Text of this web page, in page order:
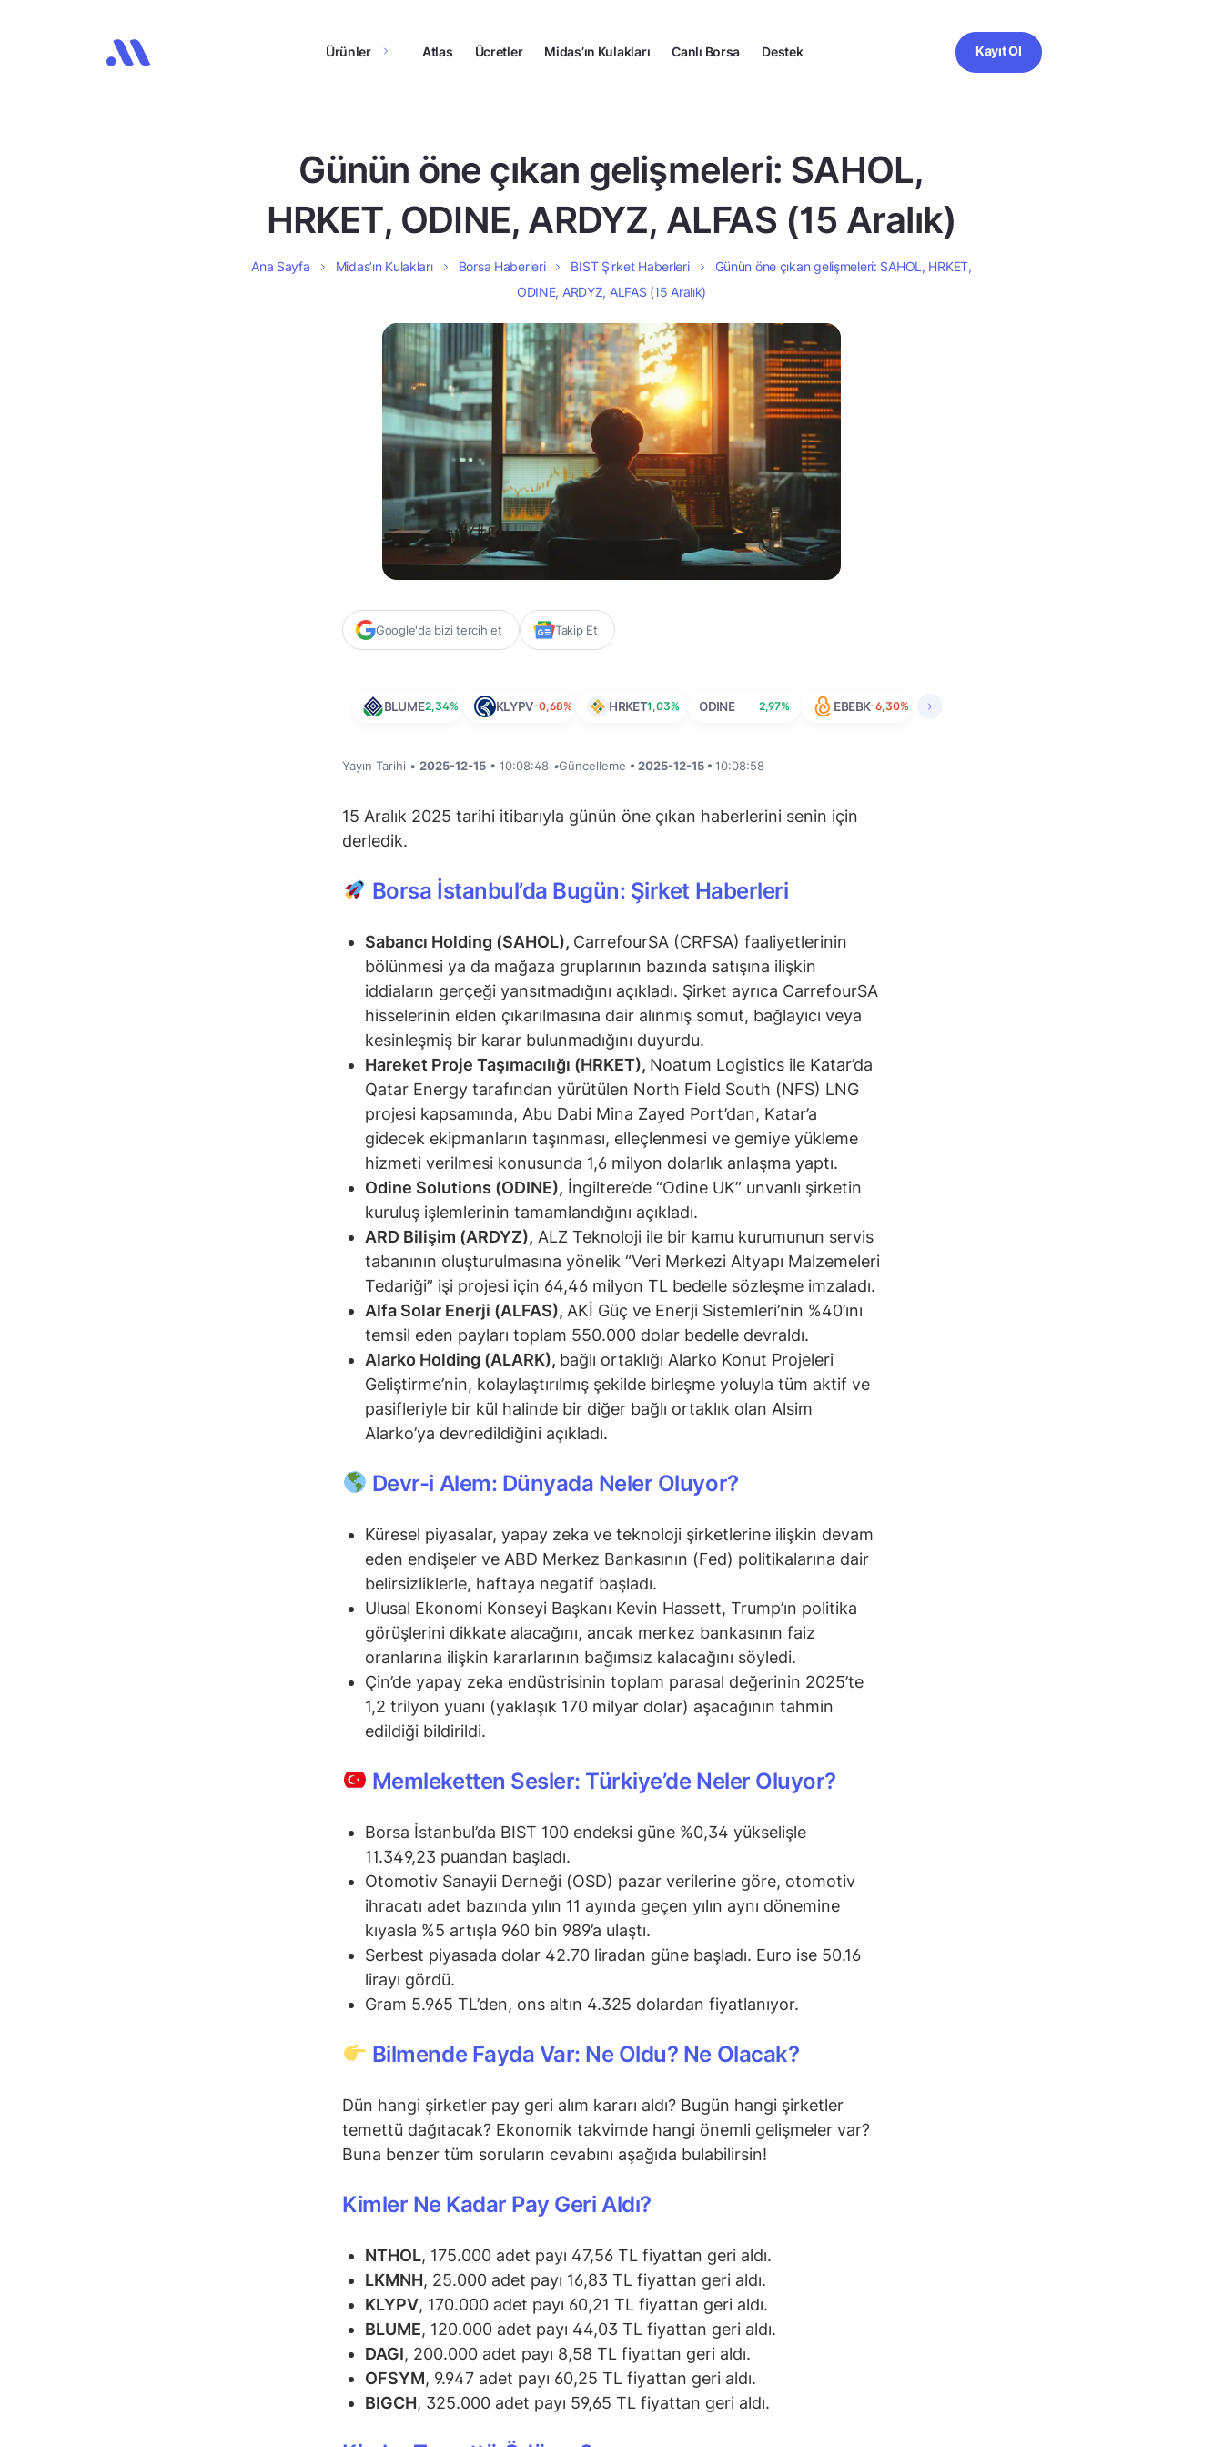
Ürünler Atlas Ücretler Midas’ın Kulakları Canlı Borsa Destek Kayıt Ol
Günün öne çıkan gelişmeleri: SAHOL,
HRKET, ODINE, ARDYZ, ALFAS (15 Aralık)
Ana Sayfa Midas’ın Kulakları Borsa Haberleri BIST Şirket Haberleri
Günün öne çıkan gelişmeleri: SAHOL, HRKET,
ODINE, ARDYZ, ALFAS (15 Aralık)
Google'da bizi tercih et Takip Et
BLUME2,34% KLYPV-0,68% HRKET1,03% ODINE 2,97% EBEBK-6,30%
Yayın Tarihi • 2025-12-15 • 10:08:48 •Güncelleme • 2025-12-15 • 10:08:58
15 Aralık 2025 tarihi itibarıyla günün öne çıkan haberlerini senin için
derledik.
Borsa İstanbul’da Bugün: Şirket Haberleri
Sabancı Holding (SAHOL), CarrefourSA (CRFSA) faaliyetlerinin
bölünmesi ya da mağaza gruplarının bazında satışına ilişkin
iddiaların gerçeği yansıtmadığını açıkladı. Şirket ayrıca CarrefourSA
hisselerinin elden çıkarılmasına dair alınmış somut, bağlayıcı veya
kesinleşmiş bir karar bulunmadığını duyurdu.
Hareket Proje Taşımacılığı (HRKET), Noatum Logistics ile Katar’da
Qatar Energy tarafından yürütülen North Field South (NFS) LNG
projesi kapsamında, Abu Dabi Mina Zayed Port’dan, Katar’a
gidecek ekipmanların taşınması, elleçlenmesi ve gemiye yükleme
hizmeti verilmesi konusunda 1,6 milyon dolarlık anlaşma yaptı.
Odine Solutions (ODINE), İngiltere’de “Odine UK” unvanlı şirketin
kuruluş işlemlerinin tamamlandığını açıkladı.
ARD Bilişim (ARDYZ), ALZ Teknoloji ile bir kamu kurumunun servis
tabanının oluşturulmasına yönelik “Veri Merkezi Altyapı Malzemeleri
Tedariği” işi projesi için 64,46 milyon TL bedelle sözleşme imzaladı.
Alfa Solar Enerji (ALFAS), AKİ Güç ve Enerji Sistemleri’nin %40’ını
temsil eden payları toplam 550.000 dolar bedelle devraldı.
Alarko Holding (ALARK), bağlı ortaklığı Alarko Konut Projeleri
Geliştirme’nin, kolaylaştırılmış şekilde birleşme yoluyla tüm aktif ve
pasifleriyle bir kül halinde bir diğer bağlı ortaklık olan Alsim
Alarko’ya devredildiğini açıkladı.
Devr-i Alem: Dünyada Neler Oluyor?
Küresel piyasalar, yapay zeka ve teknoloji şirketlerine ilişkin devam
eden endişeler ve ABD Merkez Bankasının (Fed) politikalarına dair
belirsizliklerle, haftaya negatif başladı.
Ulusal Ekonomi Konseyi Başkanı Kevin Hassett, Trump’ın politika
görüşlerini dikkate alacağını, ancak merkez bankasının faiz
oranlarına ilişkin kararlarının bağımsız kalacağını söyledi.
Çin’de yapay zeka endüstrisinin toplam parasal değerinin 2025’te
1,2 trilyon yuanı (yaklaşık 170 milyar dolar) aşacağının tahmin
edildiği bildirildi.
Memleketten Sesler: Türkiye’de Neler Oluyor?
Borsa İstanbul’da BIST 100 endeksi güne %0,34 yükselişle
11.349,23 puandan başladı.
Otomotiv Sanayii Derneği (OSD) pazar verilerine göre, otomotiv
ihracatı adet bazında yılın 11 ayında geçen yılın aynı dönemine
kıyasla %5 artışla 960 bin 989’a ulaştı.
Serbest piyasada dolar 42.70 liradan güne başladı. Euro ise 50.16
lirayı gördü.
Gram 5.965 TL’den, ons altın 4.325 dolardan fiyatlanıyor.
Bilmende Fayda Var: Ne Oldu? Ne Olacak?
Dün hangi şirketler pay geri alım kararı aldı? Bugün hangi şirketler
temettü dağıtacak? Ekonomik takvimde hangi önemli gelişmeler var?
Buna benzer tüm soruların cevabını aşağıda bulabilirsin!
Kimler Ne Kadar Pay Geri Aldı?
NTHOL, 175.000 adet payı 47,56 TL fiyattan geri aldı.
LKMNH, 25.000 adet payı 16,83 TL fiyattan geri aldı.
KLYPV, 170.000 adet payı 60,21 TL fiyattan geri aldı.
BLUME, 120.000 adet payı 44,03 TL fiyattan geri aldı.
DAGI, 200.000 adet payı 8,58 TL fiyattan geri aldı.
OFSYM, 9.947 adet payı 60,25 TL fiyattan geri aldı.
BIGCH, 325.000 adet payı 59,65 TL fiyattan geri aldı.